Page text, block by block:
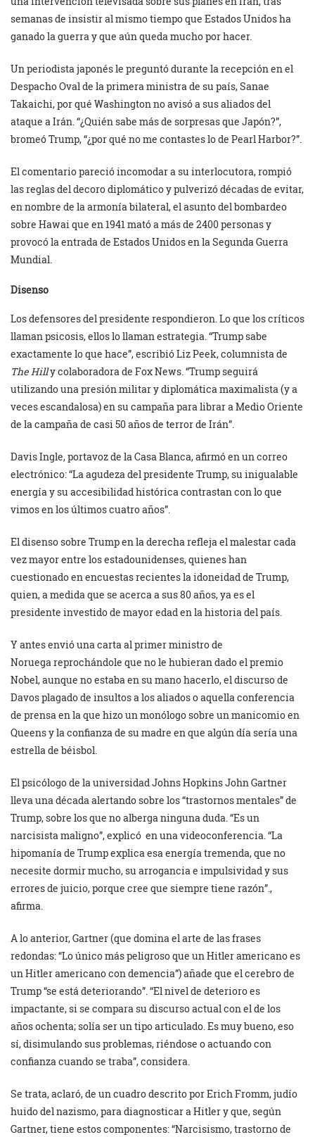
semanas de insistir al mismo tiempo que Estados Unidos ha
ganado la guerra y que aún queda mucho por hacer.
Un periodista japonés le preguntó durante la recepción en el
Despacho Oval de la primera ministra de su país, Sanae
Takaichi, por qué Washington no avisó a sus aliados del
ataque a Irán. “¿Quién sabe más de sorpresas que Japón?”,
bromeó Trump, “¿por qué no me contastes lo de Pearl Harbor?”.
El comentario pareció incomodar a su interlocutora, rompió
las reglas del decoro diplomático y pulverizó décadas de evitar,
en nombre de la armonía bilateral, el asunto del bombardeo
sobre Hawai que en 1941 mató a más de 2400 personas y
provocó la entrada de Estados Unidos en la Segunda Guerra
Mundial.
Disenso
Los defensores del presidente respondieron. Lo que los críticos
llaman psicosis, ellos lo llaman estrategia. “Trump sabe
exactamente lo que hace”, escribió Liz Peek, columnista de
The Hilly colaboradora de Fox News. “Trump seguirá
utilizando una presión militar y diplomática maximalista (y a
veces escandalosa) en su campaña para librar a Medio Oriente
de la campaña de casi 50 años de terror de Irán”.
Davis Ingle, portavoz de la Casa Blanca, afirmó en un correo
electrónico: “La agudeza del presidente Trump, su inigualable
energía y su accesibilidad histórica contrastan con lo que
vimos en los últimos cuatro años”.
El disenso sobre Trump en la derecha refleja el malestar cada
vez mayor entre los estadounidenses, quienes han
cuestionado en encuestas recientes la idoneidad de Trump,
quien, a medida que se acerca a sus 80 años, ya es el
presidente investido de mayor edad en la historia del país.
Y antes envió una carta al primer ministro de
Noruega reprochándole que no le hubieran dado el premio
Nobel, aunque no estaba en su mano hacerlo, el discurso de
Davos plagado de insultos a los aliados o aquella conferencia
de prensa en la que hizo un monólogo sobre un manicomio en
Queens y la confianza de su madre en que algún día sería una
estrella de béisbol.
El psicólogo de la universidad Johns Hopkins John Gartner
lleva una década alertando sobre los “trastornos mentales” de
Trump, sobre los que no alberga ninguna duda. “Es un
narcisista maligno”, explicó en una videoconferencia. “La
hipomanía de Trump explica esa energía tremenda, que no
necesite dormir mucho, su arrogancia e impulsividad y sus
errores de juicio, porque cree que siempre tiene razón”.,
afirma.
A lo anterior, Gartner (que domina el arte de las frases
redondas: “Lo único más peligroso que un Hitler americano es
un Hitler americano con demencia”) añade que el cerebro de
Trump “se está deteriorando”. “El nivel de deterioro es
impactante, si se compara su discurso actual con el de los
años ochenta; solía ser un tipo articulado. Es muy bueno, eso
sí, disimulando sus problemas, riéndose o actuando con
confianza cuando se traba”, considera.
Se trata, aclaró, de un cuadro descrito por Erich Fromm, judío
huido del nazismo, para diagnosticar a Hitler y que, según
Gartner, tiene estos componentes: “Narcisismo, trastorno de